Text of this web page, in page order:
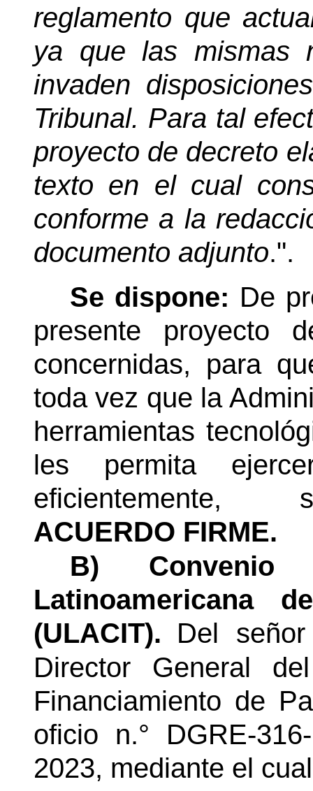
reglamento que
ya que las mismas
invaden
Tribunal. Para tal
proyecto de decreto
texto en el cual
conforme a la
documento adjunto.".
Se dispone: De
presente proyecto
concernidas, para
toda vez que la
herramientas
les permita
eficientemente,
ACUERDO FIRME.
B) Convenio
Latinoamericana
(ULACIT).
Del
Director General
Financiamiento de
oficio n.° DGRE-
2023, mediante el